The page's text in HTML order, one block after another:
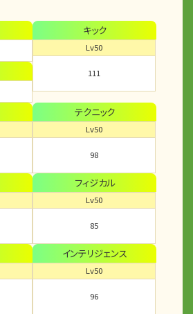
キック
Lv50
111
テクニック
Lv50
98
フィジカル
Lv50
85
インテリジェンス
Lv50
96